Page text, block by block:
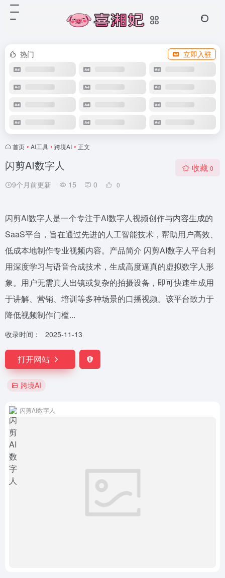
热门 立即入驻
首页 • Al工具 • 跨境AI • 正文
闪剪AI数字人
9个月前更新 15 0 0
收藏 0
闪剪AI数字人是一个专注于AI数字人视频创作与内容生成的
SaaS平台，旨在通过先进的人工智能技术，帮助用户高效、
低成本地制作专业视频内容。产品简介 闪剪AI数字人平台利
用深度学习与语音合成技术，生成高度逼真的虚拟数字人形
象。用户无需真人出镜或复杂的拍摄设备，即可快速生成用
于讲解、营销、培训等多种场景的口播视频。该平台致力于
降低视频制作门槛...
收录时间： 2025-11-13
打开网站
跨境AI
闪剪AI数字人